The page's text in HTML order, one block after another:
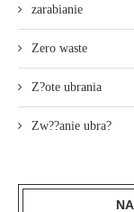
zarabianie
Zero waste
Z?ote ubrania
Zw??anie ubra?